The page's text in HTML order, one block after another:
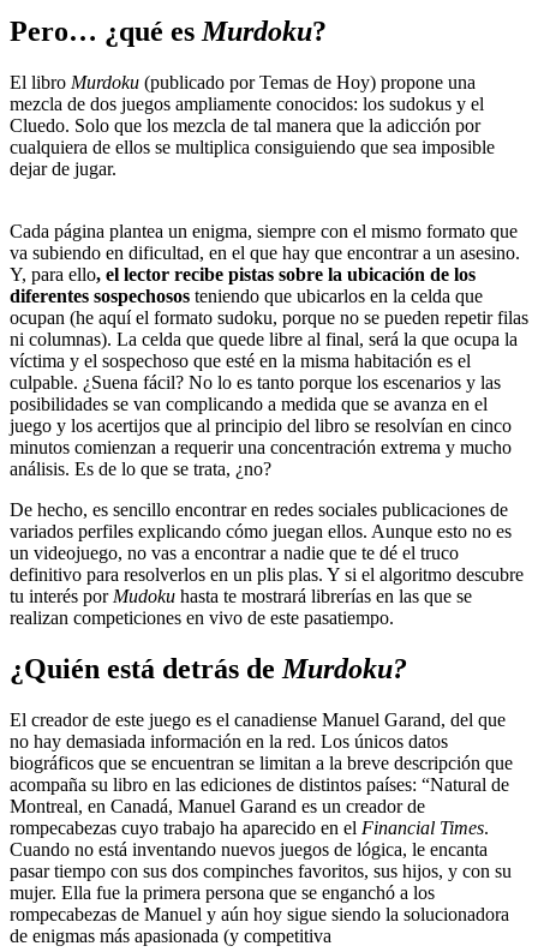
Pero… ¿qué esMurdoku?
El libro Murdoku (publicado por Temas de Hoy) propone una
mezcla de dos juegos ampliamente conocidos: los sudokus y el
Cluedo. Solo que los mezcla de tal manera que la adicción por
cualquiera de ellos se multiplica consiguiendo que sea imposible
dejar de jugar.
Cada página plantea un enigma, siempre con el mismo formato que
va subiendo en dificultad, en el que hay que encontrar a un asesino.
Y, para ello, el lector recibe pistas sobre la ubicación de los
diferentes sospechosos teniendo que ubicarlos en la celda que
ocupan (he aquí el formato sudoku, porque no se pueden repetir filas
ni columnas). La celda que quede libre al final, será la que ocupa la
víctima y el sospechoso que esté en la misma habitación es el
culpable. ¿Suena fácil? No lo es tanto porque los escenarios y las
posibilidades se van complicando a medida que se avanza en el
juego y los acertijos que al principio del libro se resolvían en cinco
minutos comienzan a requerir una concentración extrema y mucho
análisis. Es de lo que se trata, ¿no?
De hecho, es sencillo encontrar en redes sociales publicaciones de
variados perfiles explicando cómo juegan ellos. Aunque esto no es
un videojuego, no vas a encontrar a nadie que te dé el truco
definitivo para resolverlos en un plis plas. Y si el algoritmo descubre
tu interés por Mudoku hasta te mostrará librerías en las que se
realizan competiciones en vivo de este pasatiempo.
¿Quién está detrás de Murdoku?
El creador de este juego es el canadiense Manuel Garand, del que
no hay demasiada información en la red. Los únicos datos
biográficos que se encuentran se limitan a la breve descripción que
acompaña su libro en las ediciones de distintos países: “Natural de
Montreal, en Canadá, Manuel Garand es un creador de
rompecabezas cuyo trabajo ha aparecido en el Financial Times.
Cuando no está inventando nuevos juegos de lógica, le encanta
pasar tiempo con sus dos compinches favoritos, sus hijos, y con su
mujer. Ella fue la primera persona que se enganchó a los
rompecabezas de Manuel y aún hoy sigue siendo la solucionadora
de enigmas más apasionada (y competitiva